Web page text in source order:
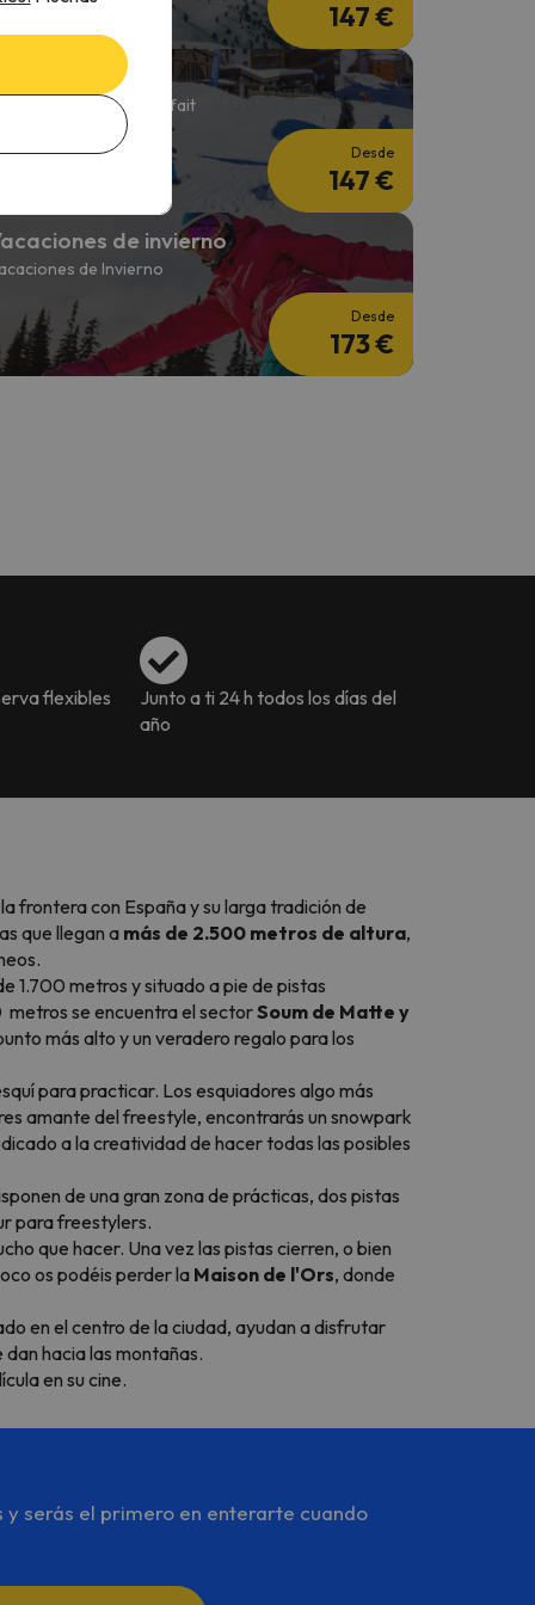
147 €
Esquí en Enero
noches + 2 Días de forfait
Desde
147 €
de invierno
de Invierno
Desde
173 €
flexibles
Junto a ti 24 h todos los días del
año
frontera con España y su larga tradición de
que llegan a más de 2.500 metros de altura,
1.700 metros y situado a pie de pistas
metros se encuentra el sectorSoum de Matte y
más alto y un veradero regalo para los
para practicar. Los esquiadores algo más
amante del freestyle, encontrarás un snowpark
a la creatividad de hacer todas las posibles
de una gran zona de prácticas, dos pistas
parafreestylers.
que hacer. Una vez las pistas cierren, o bien
os podéis perder laMaison de l'Ors, donde
en el centro de la ciudad, ayudan a disfrutar
hacia las montañas.
en su cine.
serás el primero en enterarte cuando